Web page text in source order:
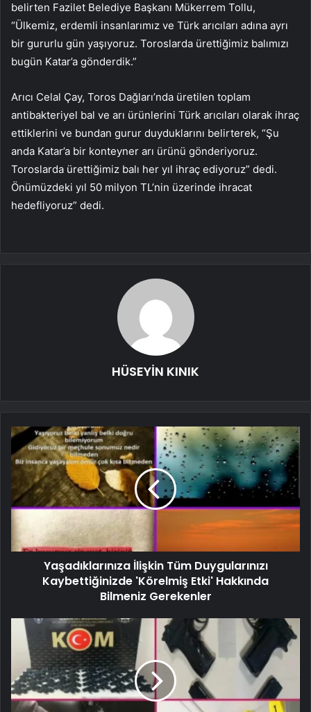
belirten Fazilet Belediye Başkanı Mükerrem Tollu,
“Ülkemiz, erdemli insanlarımız ve Türk arıcıları adına ayrı
bir gururlu gün yaşıyoruz. Toroslarda ürettiğimiz balımızı
bugün Katar’a gönderdik.”
Arıcı Celal Çay, Toros Dağları’nda üretilen toplam
antibakteriyel bal ve arı ürünlerini Türk arıcıları olarak ihraç
ettiklerini ve bundan gurur duyduklarını belirterek, “Şu
anda Katar’a bir konteyner arı ürünü gönderiyoruz.
Toroslarda ürettiğimiz balı her yıl ihraç ediyoruz” dedi.
Önümüzdeki yıl 50 milyon TL’nin üzerinde ihracat
hedefliyoruz” dedi.
HÜSEYİN KINIK
Yaşadıklarınıza İlişkin Tüm Duygularınızı
Kaybettiğinizde 'Körelmiş Etki' Hakkında
Bilmeniz Gerekenler